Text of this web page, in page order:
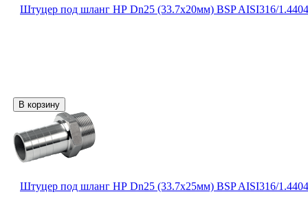
Штуцер под шланг НР Dn25 (33.7х20мм) BSP AISI316/1.4404
Штуцер под шланг НР Dn25 (33.7х25мм) BSP AISI316/1.4404